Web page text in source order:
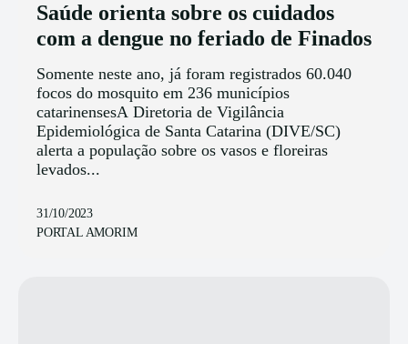
Saúde orienta sobre os cuidados
com a dengue no feriado de Finados
Somente neste ano, já foram registrados 60.040
focos do mosquito em 236 municípios
catarinensesA Diretoria de Vigilância
Epidemiológica de Santa Catarina (DIVE/SC)
alerta a população sobre os vasos e floreiras
levados...
31/10/2023
PORTAL AMORIM